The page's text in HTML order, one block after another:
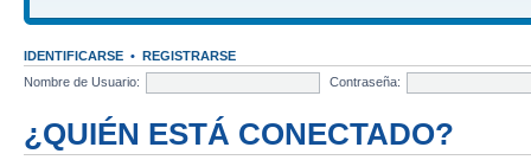
IDENTIFICARSE • REGISTRARSE
Nombre de Usuario:
Contraseña:
¿QUIÉN ESTÁ CONECTADO?